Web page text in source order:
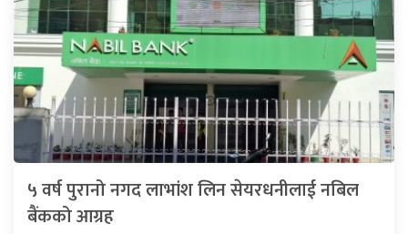
५ वर्ष पुरानो नगद लाभांश लिन सेयरधनीलाई नबिल
बैंकको आग्रह